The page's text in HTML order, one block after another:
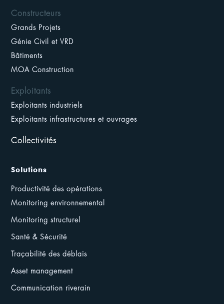
Constructeurs
Grands Projets
Génie Civil et VRD
Bâtiments
MOA Construction
Exploitants
Exploitants industriels
Exploitants infrastructures et ouvrages
Collectivités
Solutions
Productivité des opérations
Monitoring environnemental
Monitoring structurel
Santé & Sécurité
Traçabilité des déblais
Asset management
Communication riverain